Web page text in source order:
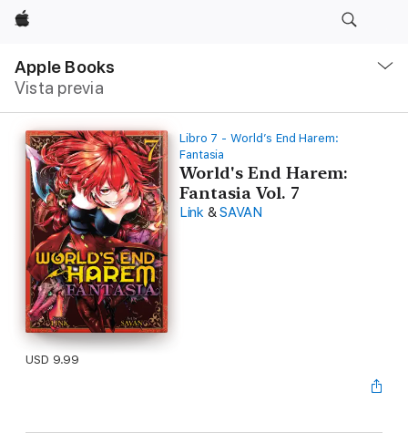
Apple
Apple Books
Vista previa
local
Abrir
Libro 7 - World’s End Harem:
Fantasia
World's End Harem:
Fantasia Vol. 7
Link & SAVAN
USD 9.99